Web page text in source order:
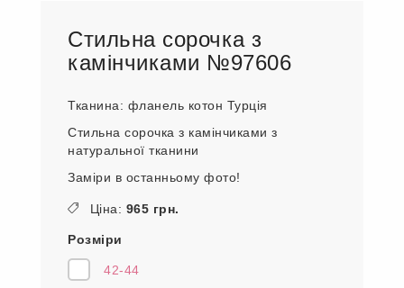
Стильна сорочка з
камінчиками №97606
Тканина: фланель котон Турція
Стильна сорочка з камінчиками з
натуральної тканини
Заміри в останньому фото!
Ціна: 965 грн.
Розміри
42-44